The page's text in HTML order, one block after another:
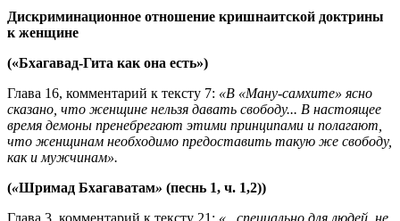
Дискриминационное отношение кришнаитской доктрины
к женщине
(«Бхагавад-Гита как она есть»)
Глава 16, комментарий к тексту 7: «В «Ману-самхите» ясно
сказано, что женщине нельзя давать свободу... В настоящее
время демоны пренебрегают этими принципами и полагают,
что женщинам необходимо предоставить такую же свободу,
как и мужчинам».
(«Шримад Бхагаватам» (песнь 1, ч. 1,2))
Глава 3, комментарий к тексту 21: «...специально для людей, не